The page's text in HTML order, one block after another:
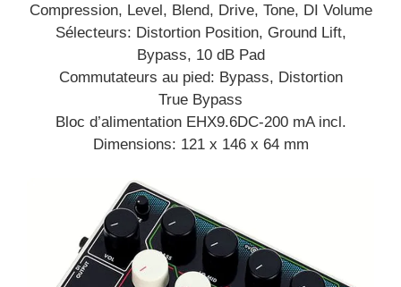
Compression, Level, Blend, Drive, Tone, DI Volume
Sélecteurs: Distortion Position, Ground Lift,
Bypass, 10 dB Pad
Commutateurs au pied: Bypass, Distortion
True Bypass
Bloc d’alimentation EHX9.6DC-200 mA incl.
Dimensions: 121 x 146 x 64 mm